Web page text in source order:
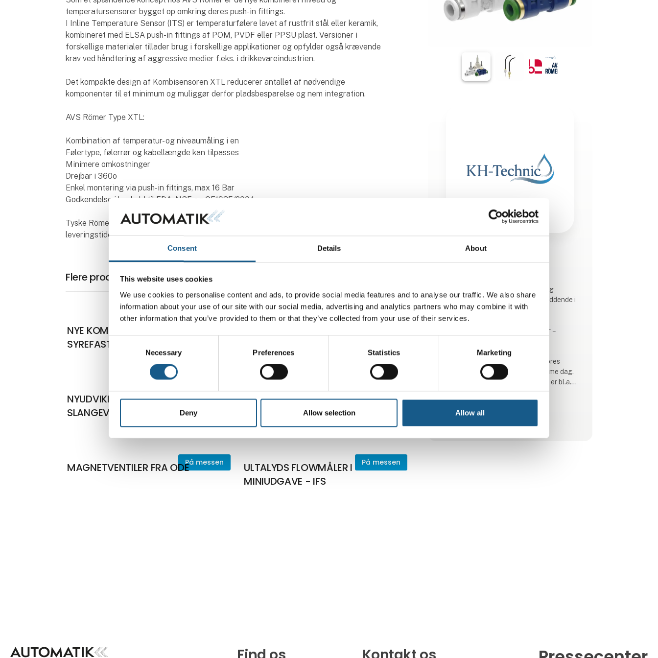
Consent Details About
This website uses cookies
We use cookies to personalise content and ads, to provide social media features and to analyse our traffic. We also share
information about your use of our site with our social media, advertising and analytics partners who may combine it with
other information that you’ve provided to them or that they’ve collected from your use of their services.
Consent
Necessary Preferences Statistics Marketing
Deny Allow selection Allow all
temperatursensorer bygget op omkring deres push-in fittings.
I Inline Temperature Sensor (ITS) er temperaturfølere lavet af rustfrit stål eller keramik,
kombineret med ELSA push-in fittings af POM, PVDF eller PPSU plast. Versioner i
forskellige materialer tillader brug i forskellige applikationer og opfylder også krævende
krav ved håndtering af aggressive medier f.eks. i drikkevareindustrien.
Det kompakte design af Kombisensoren XTL reducerer antallet af nødvendige
komponenter til et minimum og muliggør derfor pladsbesparelse og nem integration.
AVS Römer Type XTL:
Kombination af temperatur- og niveaumåling i en
Følertype, følerrør og kabellængde kan tilpasses
Minimere omkostninger
Drejbar i 360o
Enkel montering via push-in fittings, max 16 Bar
Godkendelse i henhold til FDA, NSF og CE1935/2004.
Tyske Römer producerer selv alle deres komponenter. Det gør at kvaliteten og
leveringstiden er i topklasse.
Flere produkter fra KH-Technic ApS
På messen
NYE KOMPRESSIONSFITTINGS I
SYREFAST STÅL
På messen
På messen
NYUDVIKLET PILOTSTYRET
SLANGEVENTIL
På messen
ALUMINIUMSCYLINDER TIL LAVE
TEMPERATURER
På messen
MAGNETVENTILER FRA ODE På messen
ULTALYDS FLOWMÅLER I
MINIUDGAVE - IFS
KH-Technic ApS er en kompetent og
konkurrencedygtig leverandør bosiddende i
Greve.
Vores nøgleord er: Kvalitet – Ansvar –
Vi er lagerførende med mange af vores
produkter og kan derfor levere samme dag.
Nogle af vores største producenter er bl.a.
AVS RÔMER, ODE, Pneumax, SHIELD og
Tierre Group. Alle europæiske firmaer med
vægt på høj kvalitet.
Se profil